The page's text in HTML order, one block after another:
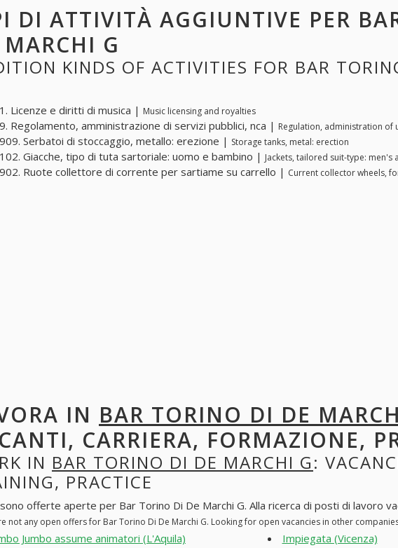
DI ATTIVITÀ AGGIUNTIVE PER
G
KINDS OF ACTIVITIES FOR BAR
Licenze e diritti di musica | Music licensing and royalties
Regolamento, amministrazione di servizi pubblici, nca | Regulation, administration of
Serbatoi di stoccaggio, metallo: erezione | Storage tanks, metal: erection
Giacche, tipo di tuta sartoriale: uomo e bambino | Jackets, tailored suit-type: men's
Ruote collettore di corrente per sartiame su carrello | Current collector wheels,
IN BAR TORINO DI DE
CARRIERA, FORMAZIONE,
IN BAR TORINO DI DE MARCHI G:
PRACTICE
offerte aperte per Bar Torino Di De Marchi G. Alla ricerca di posti di lavoro
not any open offers for Bar Torino Di De Marchi G. Looking for open vacancies in other
Jumbo assume animatori (L'Aquila)
Impiegata (Vicenza)